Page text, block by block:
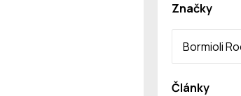
Značky
Bormioli
Články